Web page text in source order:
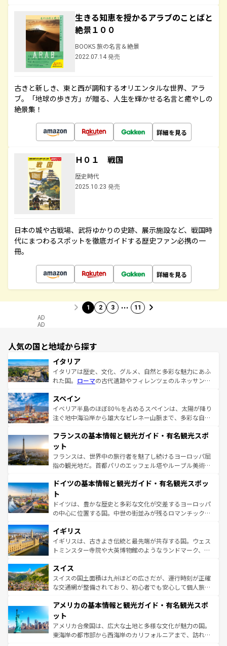
生きる知恵を授かるアラブのことばと
絶景１００
BOOKS 旅の名言＆絶景
2022.07.14 発売
古きと新しき、東と西が調和するオリエンタルな世界、アラ
ブ。「地球の歩き方」が贈る、人生を輝かせる名言と癒やしの
絶景集！
詳細を見る
Ｈ０１ 戦国
歴史時代
2025.10.23 発売
日本の城や古戦場、武将ゆかりの史跡、展示施設など、戦国時
代にまつわるスポットを徹底ガイドする歴史ファン必携の一
冊。
詳細を見る
1 2 3 … 11
AD
AD
人気の国と地域から探す
イタリア
イタリアは歴史、文化、グルメ、自然と多彩な魅力にあふ
れた国。 ローマの古代遺跡やフィレンツェのルネッサンス
ろん、トスカーナの美しい田園風景やアマルフィ海岸の絶
景など、自然景観も見逃せない。観光の合間には、本場の
ピザやパスタなど、絶品のイタリア料理を堪能することも
ませてくれるイタリアで、忘れられない旅をしてみよう！
なお、新着のイタリア情報は
しい。
スペイン
イベリア半島のほぼ80％を占めるスペインは、太陽が降り
注ぐ地中海沿岸から雄大なピレネー山脈まで、多彩な自然
文化が根付くこの国では、情熱的なフラメンコ、熱気あふ
れる闘牛、そして美味しいタパスが生活の一部となってい
る。首都マドリードの洗練された雰囲気や、バルセロナの
アートに溢れた街角から、地方では古代ローマ遺跡や中世
せる。地方によって風土や気候が異なるスペインはその個
ンテンツ一覧 を参照してほしい。
フランスの基本情報と観光ガイド・有名観光スポ
ット
フランスは、世界中の旅行者を魅了し続けるヨーロッパ屈
指の観光地だ。首都パリのエッフェル塔やルーブル美術館
で、幅広い魅力が詰まっている。華麗な宮殿、歴史的な大
聖堂、美しいビーチ、そして豊かな自然が、訪れる者を心
から魅了する。また、フランスは美食の国としても知ら
れ、フランス料理はユネスコ無形文化遺産にも登録されて
香り高いラベンダー畑など、多彩な楽しみ方が可能だ。さ
らに、パリ以外の地域にも魅力が溢れており、どの街角に
も豊かな歴史と文化が息づいている。パリ以外の個性あふ
を参照してほしい。
ドイツの基本情報と観光ガイド・有名観光スポッ
ト
ドイツは、豊かな歴史と多彩な文化が交差するヨーロッパ
の中心に位置する国。中世の街並みが残るロマンチック街
顔を持つこの国は、どこを歩いても飽きることがない。ベ
ルリンの文化的活気、バイエルン州のアルプスの絶景、そ
してライン川沿いのワイン畑といった風景は必見。ビール
は、お酒好きな人にはぜひ体験してほしい。 なお、新着の
ドイツ情報はコンテンツ一覧を参照してほしい。
イギリス
イギリスは、古きよき伝統と最先端が共存する国。ウェス
トミンスター寺院や大英博物館のようなランドマーク、歴
リアごとに異なる魅力がある。また、優雅なアフタヌーン
ティー、ビール好きにはたまらない英国パブ、サッカー観
戦など、本場だからこそできる体験も豊富。イギリスを旅
ンツ一覧を参照してほしい。
スイス
スイスの国土面積は九州ほどの広さだが、運行時刻が正確
な交通網が整備されており、初心者でも安心して個人旅行
の建物がそのまま残る町や、スイスならではのユニークな
博物館もあり、アルプス観光だけでなく町歩きも満喫する
ことができる。国民の所得が高いため物価も高いが、旅行
者向けの交通パス提供のサービスもあり、うまく活用すれ
アメリカの基本情報と観光ガイド・有名観光スポ
ット
アメリカ合衆国は、広大な土地と多様な文化が魅力の国。
東海岸の都市部から西海岸のカリフォルニアまで、訪れる